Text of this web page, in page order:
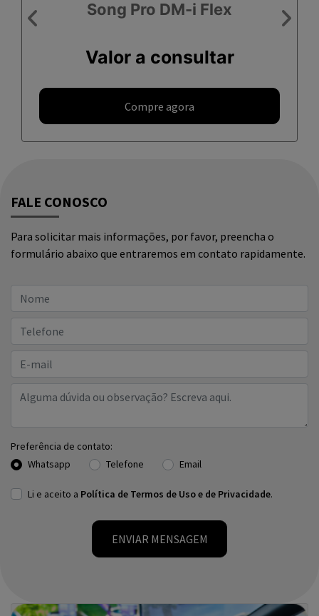
formulário abaixo que entraremos em contato rapidamente.
Preferência de contato:
Whatsapp
Li e aceito a
ENVIAR MENSAGEM